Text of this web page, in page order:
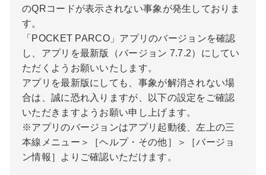
のQRコードが表示されない事象が発生しておりま
す。
「POCKET PARCO」アプリのバージョンを確認
し、アプリを最新版（バージョン 7.7.2）にしてい
ただくようお願いいたします。
アプリを最新版にしても、事象が解消されない場
合は、誠に恐れ入りますが、以下の設定をご確認
いただきますようお願い申し上げます。
※アプリのバージョンはアプリ起動後、左上の三
本線メニュー＞［ヘルプ・その他］＞［バージョ
ン情報］よりご確認いただけます。